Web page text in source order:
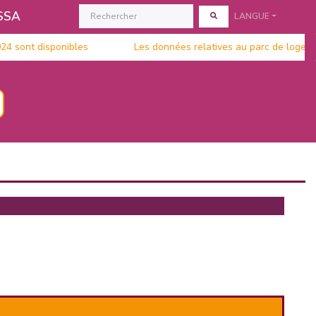
LANGUE
disponibles Les données relatives au parc de